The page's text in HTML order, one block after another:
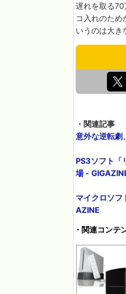
遅れを取る
コ入れのため
いうのは大き
・関連記事
意外な逆転
PS3ソフト「
場 -
マイクロソ
AZINE
・関連コンテ